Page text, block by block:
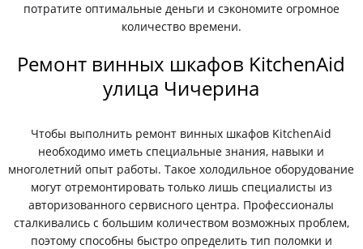
потратите оптимальные деньги и сэкономите огромное
количество времени.
Ремонт винных шкафов KitchenAid
улица Чичерина
Чтобы выполнить ремонт винных шкафов KitchenAid
необходимо иметь специальные знания, навыки и
многолетний опыт работы. Такое холодильное оборудование
могут отремонтировать только лишь специалисты из
авторизованного сервисного центра. Профессионалы
сталкивались с большим количеством возможных проблем,
поэтому способны быстро определить тип поломки и